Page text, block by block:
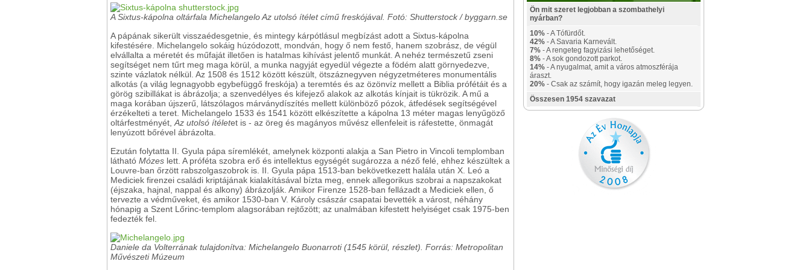
A Sixtus-kápolna oltárfala Michelangelo Az utolsó ítélet című freskójával. Fotó: Shutterstock / byggarn.se
A pápának sikerült visszaédesgetnie, és mintegy kárpótlásul megbízást adott a Sixtus-kápolna
kifestésére. Michelangelo sokáig húzódozott, mondván, hogy ő nem festő, hanem szobrász, de végül
elvállalta a méretét és műfaját illetően is hatalmas kihívást jelentő munkát. A nehéz természetű zseni
segítséget nem tűrt meg maga körül, a munka nagyját egyedül végezte a födém alatt görnyedezve,
szinte vázlatok nélkül. Az 1508 és 1512 között készült, ötszáznegyven négyzetméteres monumentális
alkotás (a világ legnagyobb egybefüggő freskója) a teremtés és az özönvíz mellett a Biblia prófétáit és a
görög szibillákat is ábrázolja; a szenvedélyes és kifejező alakok az alkotás kínjait is tükrözik. A mű a
maga korában újszerű, látszólagos márványdíszítés mellett különböző pózok, átfedések segítségével
érzékelteti a teret. Michelangelo 1533 és 1541 között elkészítette a kápolna 13 méter magas lenyűgöző
oltárfestményét, Az utolsó ítéletet is - az öreg és magányos művész ellenfeleit is ráfestette, önmagát
lenyúzott bőrével ábrázolta.
Ezután folytatta II. Gyula pápa síremlékét, amelynek központi alakja a San Pietro in Vincoli templomban
látható Mózes lett. A próféta szobra erő és intellektus egységét sugározza a néző felé, ehhez készültek a
Louvre-ban őrzött rabszolgaszobrok is. II. Gyula pápa 1513-ban bekövetkezett halála után X. Leó a
Mediciek firenzei családi kriptájának kialakításával bízta meg, ennek allegorikus szobrai a napszakokat
(éjszaka, hajnal, nappal és alkony) ábrázolják. Amikor Firenze 1528-ban fellázadt a Mediciek ellen, ő
tervezte a védműveket, és amikor 1530-ban V. Károly császár csapatai bevették a várost, néhány
hónapig a Szent Lőrinc-templom alagsorában rejtőzött; az unalmában kifestett helyiséget csak 1975-ben
fedezték fel.
Daniele da Volterrának tulajdonítva: Michelangelo Buonarroti (1545 körül, részlet). Forrás: Metropolitan
Művészeti Múzeum
Ön mit szeret legjobban a szombathelyi
nyárban?
10% - A Tófürdőt.
42% - A Savaria Karnevált.
7% - A rengeteg fagyizási lehetőséget.
8% - A sok gondozott parkot.
14% - A nyugalmat, amit a város atmoszférája
áraszt.
20% - Csak az számít, hogy igazán meleg legyen.
Összesen 1954 szavazat